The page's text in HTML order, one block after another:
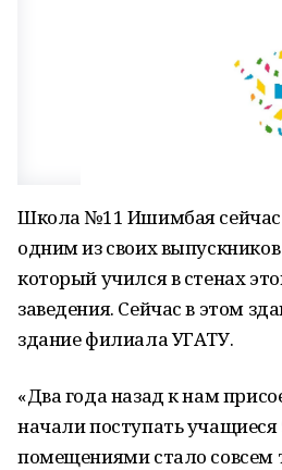
Школа №11 Ишимбая сейчас
одним из своих
который учился в стенах
заведения. Сейчас в этом
здание филиала УГАТУ.
«Два года назад к нам
начали поступать учащиеся
помещениями стало совсем